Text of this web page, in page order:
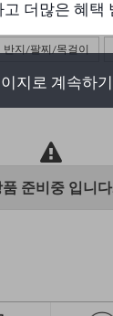
장갑/목도리/양말
반지/팔찌/목걸이
품 준비중 입니다
고 더많은 혜택
지로 계속하